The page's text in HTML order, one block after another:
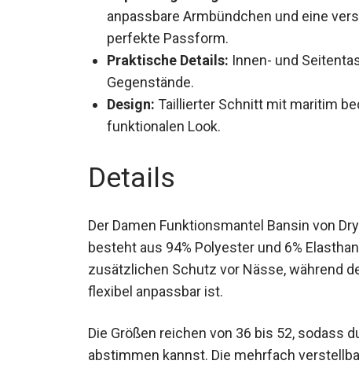
anpassbare Armbündchen und eine
perfekte Passform.
Praktische Details: Innen- und
Gegenstände.
Design: Taillierter Schnitt mit maritim
funktionalen Look.
Details
Der Damen Funktionsmantel Bansin von
besteht aus 94% Polyester und 6%
zusätzlichen Schutz vor Nässe, während
flexibel anpassbar ist.
Die Größen reichen von 36 bis 52, sodass
abstimmen kannst. Die mehrfach